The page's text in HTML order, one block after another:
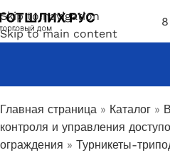
Skip to navigation
Skip to main content
Главная страница » Каталог »
контроля и управления
ограждения » Турникеты-